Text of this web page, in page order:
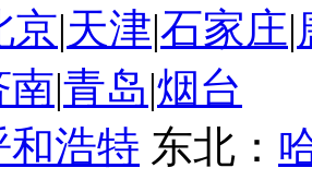
京|天津|石家庄|
南|青岛|烟台
和浩特 东北：